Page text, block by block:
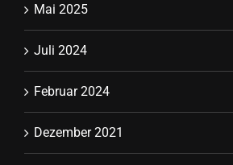
Mai 2025
Juli 2024
Februar 2024
Dezember 2021